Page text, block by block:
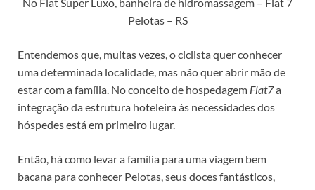
Pelotas – RS
Entendemos que, muitas vezes, o ciclista quer conhecer
uma determinada localidade, mas não quer abrir mão de
estar com a família. No conceito de hospedagem Flat7a
integração da estrutura hoteleira às necessidades dos
hóspedes está em primeiro lugar.
Então, há como levar a família para uma viagem bem
bacana para conhecer Pelotas, seus doces fantásticos,